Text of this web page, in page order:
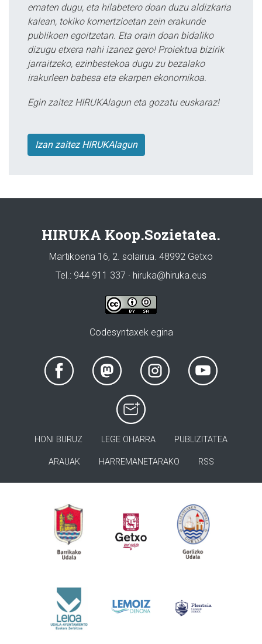
ematen dugu, eta hilabetero doan duzu aldizkaria
kalean, tokiko komertzioetan zein erakunde
publikoen egoitzetan. Eta orain doan bidaliko
dizugu etxera nahi izanez gero! Proiektua bizirik
jarraitzeko, ezinbestekoa dugu zu bezalako
irakurleen babesa eta ekarpen ekonomikoa.
Egin zaitez HIRUKAlagun eta gozatu euskaraz!
Izan zaitez HIRUKAlagun
HIRUKA Koop.Sozietatea.
Martikoena 16, 2. solairua. 48992 Getxo
Tel.: 944 911 337 · hiruka@hiruka.eus
Codesyntaxek egina
HONI BURUZ LEGE OHARRA PUBLIZITATEA
ARAUAK HARREMANETARAKO RSS